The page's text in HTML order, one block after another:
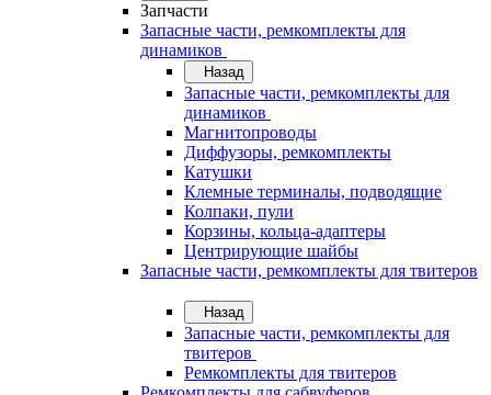
Запчасти
Запасные части, ремкомплекты для
динамиков
Назад
Запасные части, ремкомплекты для
динамиков
Магнитопроводы
Диффузоры, ремкомплекты
Катушки
Клемные терминалы, подводящие
Колпаки, пули
Корзины, кольца-адаптеры
Центрирующие шайбы
Запасные части, ремкомплекты для твитеров
Назад
Запасные части, ремкомплекты для
твитеров
Ремкомплекты для твитеров